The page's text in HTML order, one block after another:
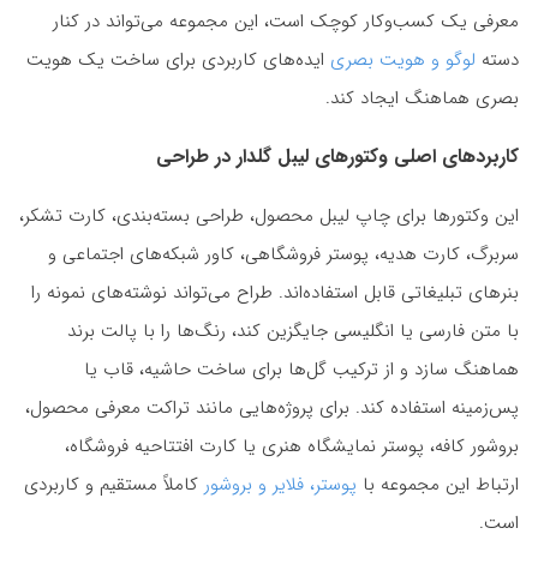
معرفی یک کسب‌وکار کوچک است، این مجموعه می‌تواند در کنار
دسته لوگو و هویت بصری ایده‌های کاربردی برای ساخت یک هویت
بصری هماهنگ ایجاد کند.
کاربردهای اصلی وکتورهای لیبل گلدار در طراحی
این وکتورها برای چاپ لیبل محصول، طراحی بسته‌بندی، کارت تشکر،
سربرگ، کارت هدیه، پوستر فروشگاهی، کاور شبکه‌های اجتماعی و
بنرهای تبلیغاتی قابل استفاده‌اند. طراح می‌تواند نوشته‌های نمونه را
با متن فارسی یا انگلیسی جایگزین کند، رنگ‌ها را با پالت برند
هماهنگ سازد و از ترکیب گل‌ها برای ساخت حاشیه، قاب یا
پس‌زمینه استفاده کند. برای پروژه‌هایی مانند تراکت معرفی محصول،
بروشور کافه، پوستر نمایشگاه هنری یا کارت افتتاحیه فروشگاه،
ارتباط این مجموعه با پوستر، فلایر و بروشور کاملاً مستقیم و کاربردی
است.